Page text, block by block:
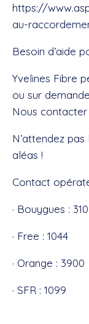
https://
au-
Besoin d’aide
Yvelines Fibre
ou sur
Nous contacter
N’attendez
aléas !
Contact
· Bouygues :
· Free : 1044
· Orange : 3900
· SFR : 1099